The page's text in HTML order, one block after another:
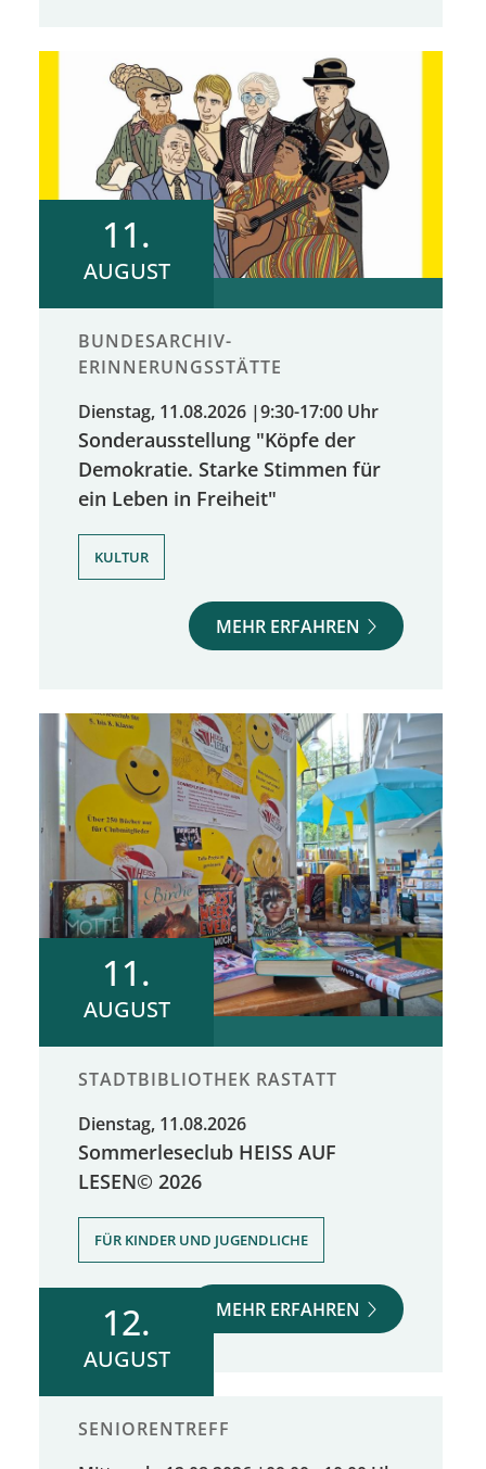
11.
AUGUST
BUNDESARCHIV-
ERINNERUNGSSTÄTTE
Dienstag, 11.08.2026 |9:30-17:00 Uhr
Sonderausstellung "Köpfe der
Demokratie. Starke Stimmen für
ein Leben in Freiheit"
KULTUR
MEHR ERFAHREN
11.
AUGUST
STADTBIBLIOTHEK RASTATT
Dienstag, 11.08.2026
Sommerleseclub HEISS AUF
LESEN© 2026
FÜR KINDER UND JUGENDLICHE
MEHR ERFAHREN
12.
AUGUST
SENIORENTREFF